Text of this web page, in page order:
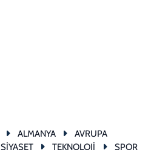
ALMANYA
AVRUPA
SİYASET TEKNOLOJİ SPOR